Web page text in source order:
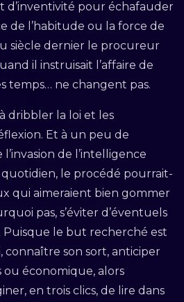
d’inventivité pour échafauder
de l’habitude ou la force de
siècle dernier le procureur
il instruisait l’affaire de
temps… ne changent pas.
dribbler la loi et les
Et à un peu de
de l’intelligence
le procédé pourrait-
qui aimeraient bien gommer
pas, s’éviter d’éventuels
Puisque le but recherché est
connaître son sort, anticiper
économique, alors
en trois clics, de lire dans